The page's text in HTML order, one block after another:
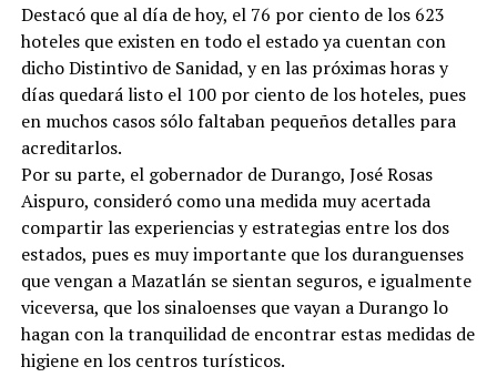
Destacó que al día de hoy, el 76 por ciento de los 623
hoteles que existen en todo el estado ya cuentan con
dicho Distintivo de Sanidad, y en las próximas horas y
días quedará listo el 100 por ciento de los hoteles, pues
en muchos casos sólo faltaban pequeños detalles para
acreditarlos.
Por su parte, el gobernador de Durango, José Rosas
Aispuro, consideró como una medida muy acertada
compartir las experiencias y estrategias entre los dos
estados, pues es muy importante que los duranguenses
que vengan a Mazatlán se sientan seguros, e igualmente
viceversa, que los sinaloenses que vayan a Durango lo
hagan con la tranquilidad de encontrar estas medidas de
higiene en los centros turísticos.